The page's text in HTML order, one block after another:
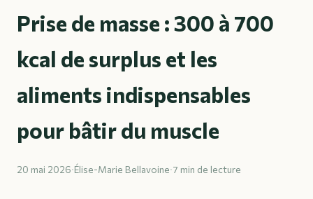
Prise de masse : 300 à 700
kcal de surplus et les
aliments indispensables
pour bâtir du muscle
20 mai 2026·Élise-Marie Bellavoine·7 min de lecture